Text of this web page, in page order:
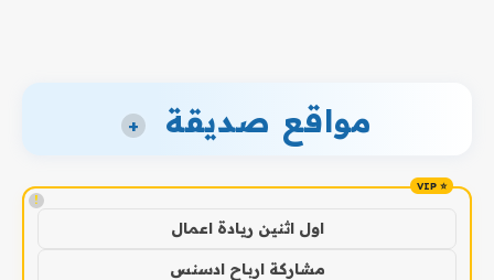
مواقع صديقة +
!
اول اثنين ريادة اعمال
مشاركة ارباح ادسنس